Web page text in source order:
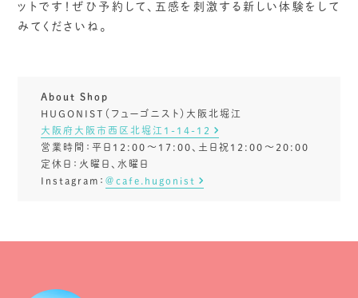
ットです！ぜひ予約して、五感を刺激する新しい体験をして
みてくださいね。
About Shop
HUGONIST（フューゴニスト）大阪北堀江
大阪府大阪市西区北堀江1-14-12
営業時間：平日12:00〜17:00、土日祝12:00〜20:00
定休日：火曜日、水曜日
Instagram： ＠cafe.hugonist